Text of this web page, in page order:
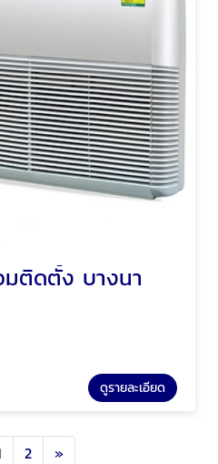
มติดตั้ง บางนา
ดูรายละเอียด
2 »Next